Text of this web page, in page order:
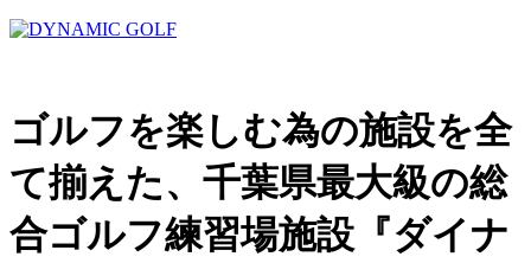
ゴルフを楽しむ為の施設を全
て揃えた、千葉県最大級の総
合ゴルフ練習場施設『ダイナ